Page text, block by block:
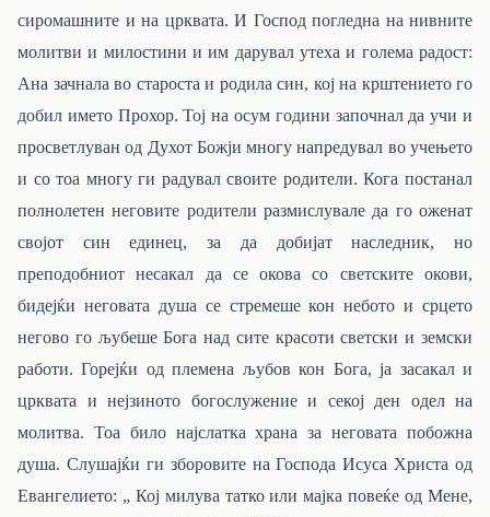
сиромашните и на црквата. И Господ погледна на нивните
молитви и милостини и им дарувал утеха и голема радост:
Ана зачнала во староста и родила син, кој на крштението го
добил името Прохор. Тој на осум години започнал да учи и
просветлуван од Духот Божји многу напредувал во учењето
и со тоа многу ги радувал своите родители. Кога постанал
полнолетен неговите родители размислувале да го оженат
својот син единец, за да добијат наследник, но
преподобниот несакал да се окова со светските окови,
бидејќи неговата душа се стремеше кон небото и срцето
негово го љубеше Бога над сите красоти светски и земски
работи. Горејќи од племена љубов кон Бога, ја засакал и
црквата и нејзиното богослужение и секој ден одел на
молитва. Тоа било најслатка храна за неговата побожна
душа. Слушајќи ги зборовите на Господа Исуса Христа од
Евангелието: „ Кој милува татко или мајка повеќе од Мене,